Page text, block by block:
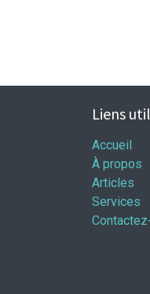
Liens
Accueil
À propos
Articles
Services